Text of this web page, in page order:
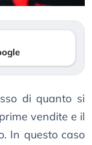
di quanto si
vendite e il
In questo caso